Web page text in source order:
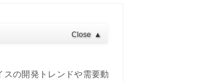
Close ▲
スの開発トレンドや需要動